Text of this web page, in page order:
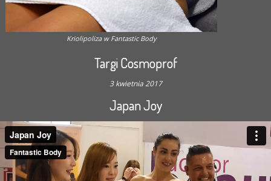
Kriolipoliza w Fantastic Body
Targi Cosmoprof
3 kwietnia 2017
Japan Joy